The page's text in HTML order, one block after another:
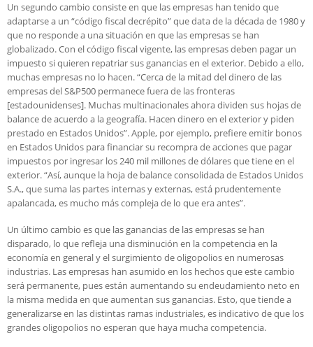
Un segundo cambio consiste en que las empresas han tenido que
adaptarse a un “código fiscal decrépito” que data de la década de 1980 y
que no responde a una situación en que las empresas se han
globalizado. Con el código fiscal vigente, las empresas deben pagar un
impuesto si quieren repatriar sus ganancias en el exterior. Debido a ello,
muchas empresas no lo hacen. “Cerca de la mitad del dinero de las
empresas del S&P500 permanece fuera de las fronteras
[estadounidenses]. Muchas multinacionales ahora dividen sus hojas de
balance de acuerdo a la geografía. Hacen dinero en el exterior y piden
prestado en Estados Unidos”. Apple, por ejemplo, prefiere emitir bonos
en Estados Unidos para financiar su recompra de acciones que pagar
impuestos por ingresar los 240 mil millones de dólares que tiene en el
exterior. “Así, aunque la hoja de balance consolidada de Estados Unidos
S.A., que suma las partes internas y externas, está prudentemente
apalancada, es mucho más compleja de lo que era antes”.
Un último cambio es que las ganancias de las empresas se han
disparado, lo que refleja una disminución en la competencia en la
economía en general y el surgimiento de oligopolios en numerosas
industrias. Las empresas han asumido en los hechos que este cambio
será permanente, pues están aumentando su endeudamiento neto en
la misma medida en que aumentan sus ganancias. Esto, que tiende a
generalizarse en las distintas ramas industriales, es indicativo de que los
grandes oligopolios no esperan que haya mucha competencia.